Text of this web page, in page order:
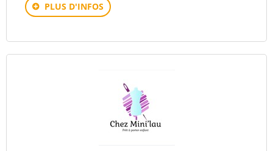
PLUS D'INFOS